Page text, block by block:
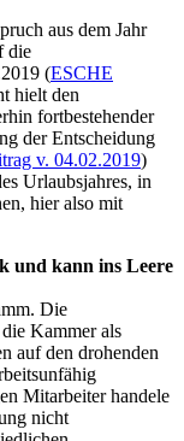
aus dem Jahr
die
(ESCHE
hielt den
fortbestehender
der Entscheidung
v. 04.02.2019)
Urlaubsjahres, in
hier also mit
und kann ins Leere
Die
Kammer als
auf den drohenden
Mitarbeiter handele
nicht